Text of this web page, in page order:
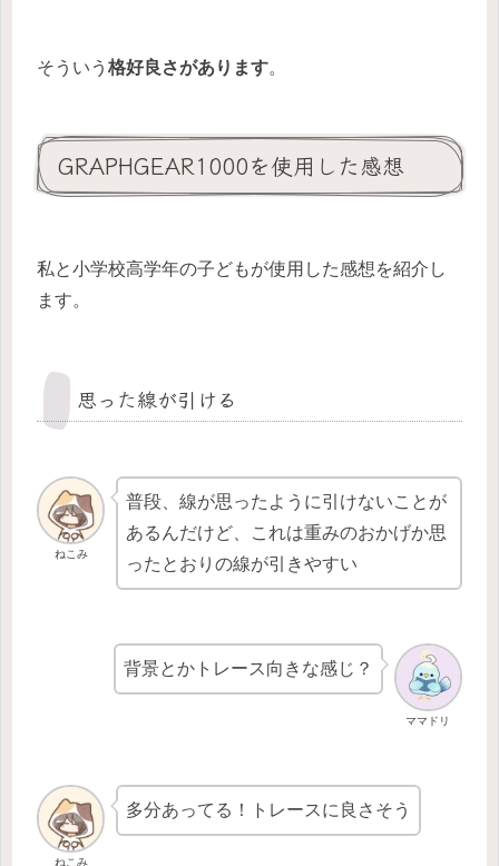
そういう 格好良さがあります。
GRAPHGEAR1000を使用した感想
私と小学校高学年の子どもが使用した感想を紹介し
ます。
思った線が引ける
ねこみ
普段、線が思ったように引けないことが
あるんだけど、これは重みのおかげか思
ったとおりの線が引きやすい
ママドリ
背景とかトレース向きな感じ？
ねこみ
多分あってる！トレースに良さそう